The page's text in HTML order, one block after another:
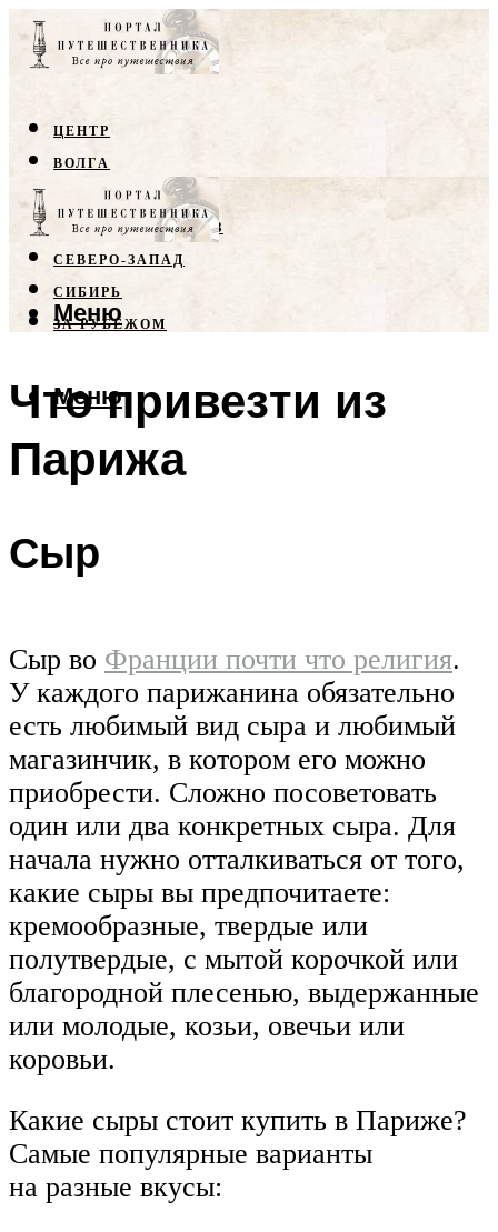
ЦЕНТР
ВОЛГА
КРЫМ
СЕВЕРНЫЙ КАВКАЗ
СЕВЕРО-ЗАПАД
СИБИРЬ
ЗА РУБЕЖОМ
Меню
Меню
Что привезти из
Парижа
Сыр
Сыр во Франции почти что религия.
У каждого парижанина обязательно
есть любимый вид сыра и любимый
магазинчик, в котором его можно
приобрести. Сложно посоветовать
один или два конкретных сыра. Для
начала нужно отталкиваться от того,
какие сыры вы предпочитаете:
кремообразные, твердые или
полутвердые, с мытой корочкой или
благородной плесенью, выдержанные
или молодые, козьи, овечьи или
коровьи.
Какие сыры стоит купить в Париже?
Самые популярные варианты
на разные вкусы: